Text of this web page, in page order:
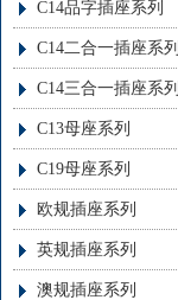
C14品字插座系列
C14二合一插座系列
C14三合一插座系列
C13母座系列
C19母座系列
欧规插座系列
英规插座系列
澳规插座系列